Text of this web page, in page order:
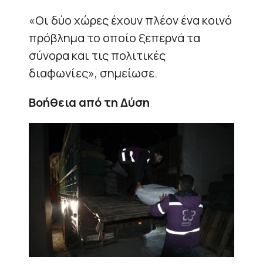
«Οι δύο χώρες έχουν πλέον ένα κοινό
πρόβλημα το οποίο ξεπερνά τα
σύνορα και τις πολιτικές
διαφωνίες», σημείωσε.
Βοήθεια από τη Δύση